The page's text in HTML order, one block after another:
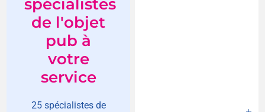
spécialistes
de l'objet
pub à
votre
service
25 spécialistes de